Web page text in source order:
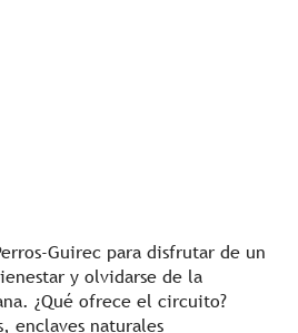
Guirec para disfrutar de un
y olvidarse de la
¿Qué ofrece el circuito?
enclaves naturales